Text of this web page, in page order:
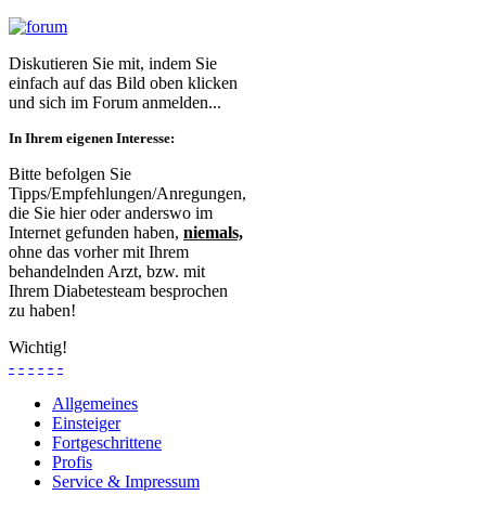
Diskutieren Sie mit, indem Sie
einfach auf das Bild oben klicken
und sich im Forum anmelden...
In Ihrem eigenen Interesse:
Bitte befolgen Sie
Tipps/Empfehlungen/Anregungen,
die Sie hier oder anderswo im
Internet gefunden haben, niemals,
ohne das vorher mit Ihrem
behandelnden Arzt, bzw. mit
Ihrem Diabetesteam besprochen
zu haben!
Wichtig!
- - - - - -
Allgemeines
Einsteiger
Fortgeschrittene
Profis
Service & Impressum